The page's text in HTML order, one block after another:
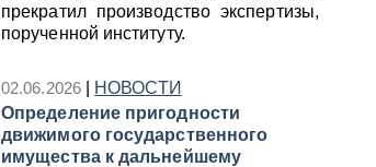
прекратил производство экспертизы,
порученной институту.
02.06.2026|
НОВОСТИ
Определение пригодности
движимого государственного
имущества к дальнейшему